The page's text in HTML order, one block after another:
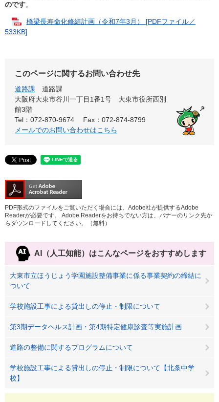
のです。
橋梁長寿命化修繕計画（令和7年3月） [PDFファイル／
533KB]
このページに関するお問い合わせ先
道路課
道路課
大阪府大東市谷川一丁目1番1号 大東市役所西別
館3階
Tel：072-870-9674
Fax：072-874-8799
メールでのお問い合わせはこちら
PDF形式のファイルをご覧いただく場合には、Adobe社が提供するAdobe
Readerが必要です。
Adobe Readerをお持ちでない方は、バナーのリンク先か
らダウンロードしてください。（無料）
AI（人工知能）はこんなページをおすすめします
大東市立ほうじょう学園施設整備事業に係る事業契約の締結に
ついて
学校施設工事による貸出しの停止・制限について
第3期データヘルス計画・第4期特定健康診査等実施計画
道路の整備に関するプログラムについて
学校施設工事による貸出しの停止・制限について【北条中学
校】